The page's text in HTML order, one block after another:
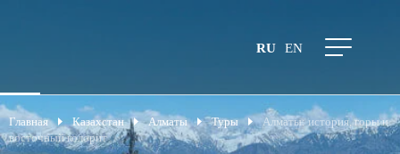
RU EN
Главная Казахстан Алматы Туры
Алматы: история, горы и
восточный колорит